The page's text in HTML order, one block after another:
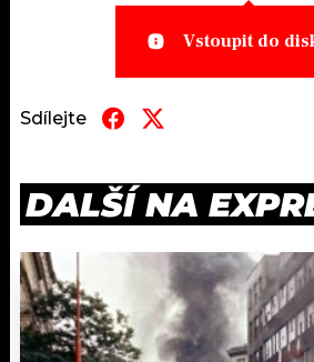
Vstoupit do
Sdílejte
DALŠÍ NA